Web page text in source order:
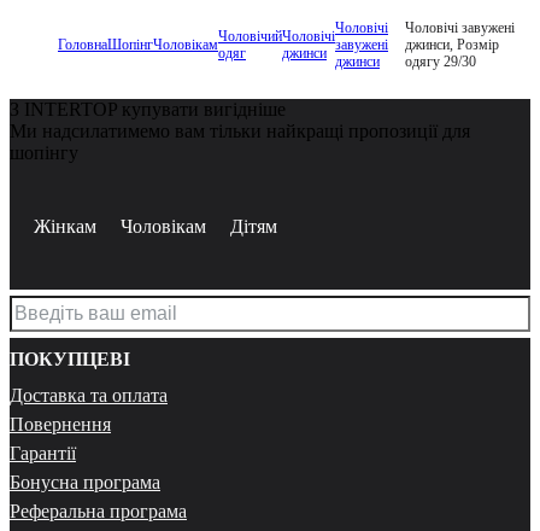
ГоловнаШопінгЧоловікамЧоловічий
одяг
Чоловічі
джинси
Чоловічі
завужені
джинси
Чоловічі завужені
джинси, Розмір
одягу 29/30
З INTERTOP купувати вигідніше
Ми надсилатимемо вам тільки найкращі пропозиції для
шопінгу
Жінкам Чоловікам Дітям
ПОКУПЦЕВІ
Доставка та оплата
Повернення
Гарантії
Бонусна програма
Реферальна програма